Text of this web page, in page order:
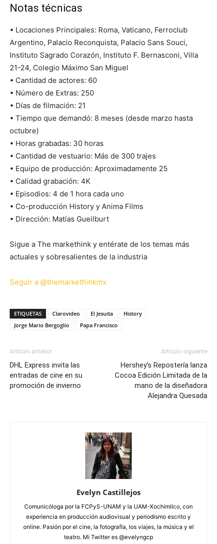
Notas técnicas
• Locaciones Principales: Roma, Vaticano, Ferroclub
Argentino, Palacio Reconquista, Palacio Sans Souci,
Instituto Sagrado Corazón, Instituto F. Bernasconi, Villa
21-24, Colegio Máximo San Miguel
• Cantidad de actores: 60
• Número de Extras: 250
• Días de filmación: 21
• Tiempo que demandó: 8 meses (desde marzo hasta
octubre)
• Horas grabadas: 30 horas
• Cantidad de vestuario: Más de 300 trajes
• Equipo de producción: Aproximadamente 25
• Calidad grabación: 4K
• Episodios: 4 de 1 hora cada uno
• Co-producción History y Anima Films
• Dirección: Matías Gueilburt
Sigue a The markethink y entérate de los temas más
actuales y sobresalientes de la industria
Seguir a @themarkethinkmx
ETIQUETAS Clarovideo El Jesuita
History
Jorge Mario Bergoglio
Papa Francisco
Artículo anterior
DHL Express invita las
entradas de cine en su
promoción de invierno
Artículo siguiente
Hershey’s Repostería lanza
Cocoa Edición Limitada de la
mano de la diseñadora
Alejandra Quesada
Evelyn Castillejos
Comunicóloga por la FCPyS-UNAM y la UAM-Xochimilco, con
experiencia en producción audiovisual y periodismo escrito y
online. Pasión por el cine, la fotografía, los viajes, la música y el
teatro. Mi Twitter es @evelyngcp